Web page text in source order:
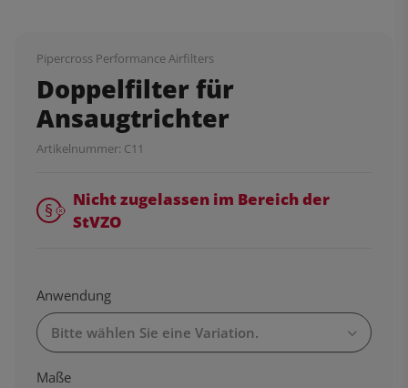
Pipercross Performance Airfilters
Doppelfilter für
Ansaugtrichter
Artikelnummer: C11
Nicht zugelassen im Bereich der
StVZO
Anwendung
Bitte wählen Sie eine Variation.
Maße